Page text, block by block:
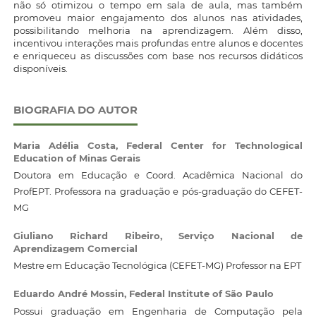
não só otimizou o tempo em sala de aula, mas também
promoveu maior engajamento dos alunos nas atividades,
possibilitando melhoria na aprendizagem. Além disso,
incentivou interações mais profundas entre alunos e docentes
e enriqueceu as discussões com base nos recursos didáticos
disponíveis.
BIOGRAFIA DO AUTOR
Maria Adélia Costa, Federal Center for Technological
Education of Minas Gerais
Doutora em Educação e Coord. Acadêmica Nacional do
ProfEPT. Professora na graduação e pós-graduação do CEFET-
MG
Giuliano Richard Ribeiro,Serviço Nacional de
Aprendizagem Comercial
Mestre em Educação Tecnológica (CEFET-MG) Professor na EPT
Eduardo André Mossin, Federal Institute of São Paulo
Possui graduação em Engenharia de Computação pela